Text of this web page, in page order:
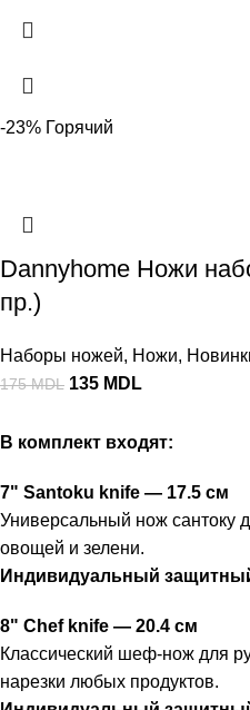
-23% Горячий
Dannyhome Ножи
пр.)
Наборы ножей, Ножи,
175MDL 135 MDL
В комплект входят:
7" Santoku knife — 17.5 см
Универсальный нож сантоку
овощей и зелени.
Индивидуальный
8" Chef knife — 20.4 см
Классический шеф-нож для
нарезки любых продуктов.